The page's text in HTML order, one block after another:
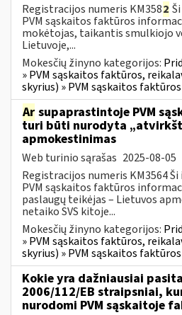
Registracijos numeris KM3582
PVM sąskaitos faktūros
mokėtojas, taikantis smulkiojo
Lietuvoje,...
Mokesčių žinyno kategorijos:
» PVM sąskaitos faktūros,
skyrius) » PVM sąskaitos
Ar supaprastintoje PVM
turi būti nurodyta
apmokestinimas
Web turinio sąrašas 2025-08-05
Registracijos numeris KM3564
PVM sąskaitos faktūros
paslaugų teikėjas – Lietuvos
netaiko SVS kitoje...
Mokesčių žinyno kategorijos:
» PVM sąskaitos faktūros,
skyrius) » PVM sąskaitos
Kokie yra dažniausiai
2006/112/EB straipsniai,
nurodomi PVM sąskaitoje